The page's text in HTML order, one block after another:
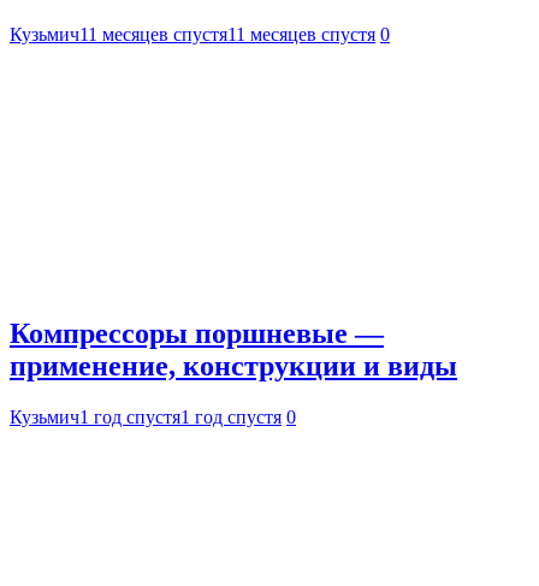
Кузьмич11 месяцев спустя11 месяцев спустя 0
Компрессоры поршневые —
применение, конструкции и виды
Кузьмич1 год спустя1 год спустя 0